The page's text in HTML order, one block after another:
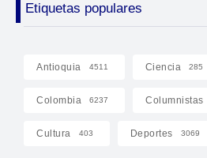
Etiquetas populares
Antioquia 4511 Ciencia 285
Colombia 6237 Columnistas
Cultura 403 Deportes 3069